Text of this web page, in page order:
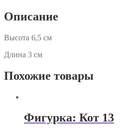
Описание
Высота 6,5 см
Длина 3 см
Похожие товары
Фигурка: Кот 13